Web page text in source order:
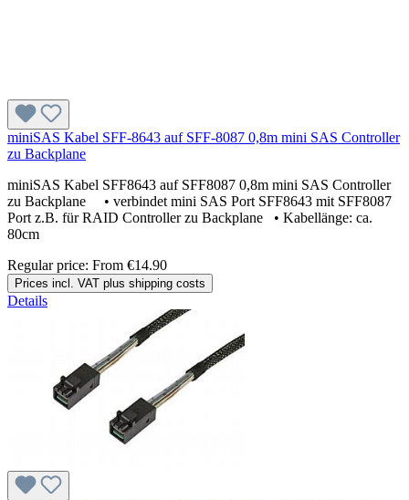
miniSAS Kabel SFF-8643 auf SFF-8087 0,8m mini SAS Controller
zu Backplane
miniSAS Kabel SFF8643 auf SFF8087 0,8m mini SAS Controller
zu Backplane • verbindet mini SAS Port SFF8643 mit SFF8087
Port z.B. für RAID Controller zu Backplane • Kabellänge: ca.
80cm
Regular price: From €14.90
Prices incl. VAT plus shipping costs
Details